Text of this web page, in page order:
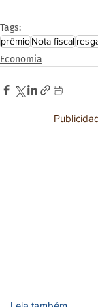
Tags:
prêmioNota fiscal
Economia